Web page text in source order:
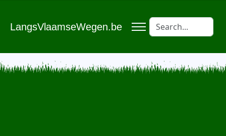
LangsVlaamseWegen.be